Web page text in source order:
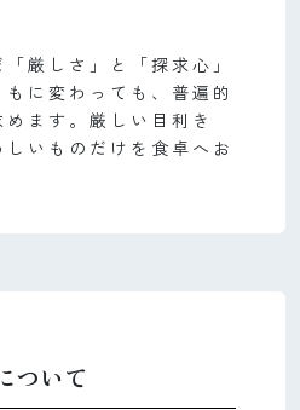
厳しさ」と「探求心」
に変わっても、普遍的
ます。厳しい目利き
いものだけを食卓へお
ついて